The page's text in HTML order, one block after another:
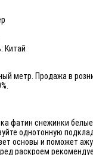
Китай
метр. Продажа в
фатин снежинки
однотонную
основы и поможет
раскроем